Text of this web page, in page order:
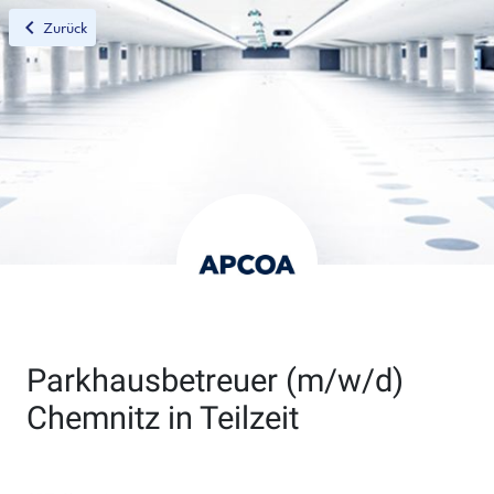
chevron_leftZurück
Parkhausbetreuer (m/w/d)
Chemnitz in Teilzeit